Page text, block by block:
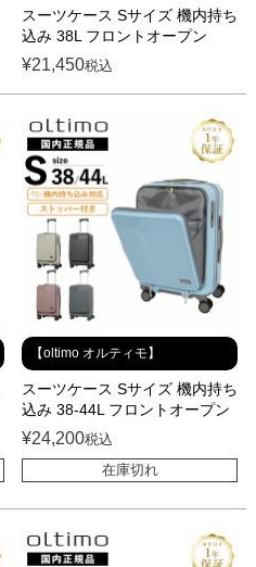
スーツケース Sサイズ 機内持ち
込み 38L フロントオープン
¥21,450税込
【oltimo オルティモ】
スーツケース Sサイズ 機内持ち
込み 38-44L フロントオープン
¥24,200税込
在庫切れ